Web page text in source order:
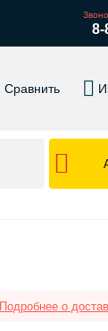
8-
Сравнить
Подробнее о